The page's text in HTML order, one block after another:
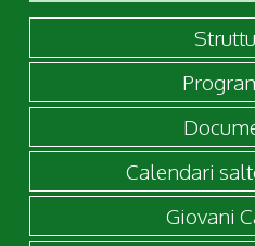
Calendari
Giovani